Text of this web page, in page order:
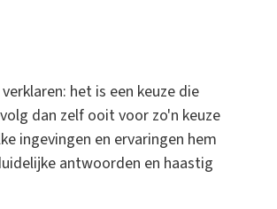
het is een keuze die
dan zelf ooit voor zo'n keuze
ingevingen en ervaringen hem
antwoorden en haastig